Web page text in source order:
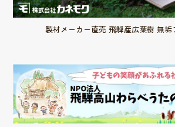
製材メーカー直売 飛騨産広葉樹 無垢